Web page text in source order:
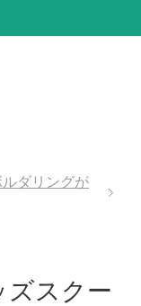
ダリングが
ズスクー